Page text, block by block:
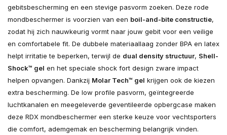
gebitsbescherming en een stevige pasvorm zoeken. Deze rode
mondbeschermer is voorzien van een boil-and-bite constructie,
zodat hij zich nauwkeurig vormt naar jouw gebit voor een veilige
en comfortabele fit. De dubbele materiaallaag zonder BPA en latex
helpt irritatie te beperken, terwijl de dual density structuur, Shell-
Shock™ gel en het speciale shock fort design zware impact
helpen opvangen. Dankzij Molar Tech™ gel krijgen ook de kiezen
extra bescherming. De low profile pasvorm, geïntegreerde
luchtkanalen en meegeleverde geventileerde opbergcase maken
deze RDX mondbeschermer een sterke keuze voor vechtsporters
die comfort, ademgemak en bescherming belangrijk vinden.